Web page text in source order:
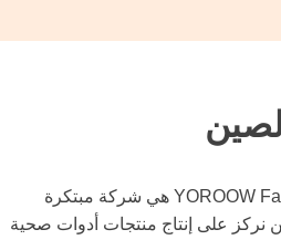
مصنع YOROOW Faucet Faucet Factory هي شركة مبتكرة
نركز على إنتاج منتجات أدوات صحية